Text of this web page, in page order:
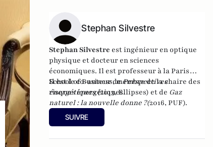
Stephan Silvestre
Stephan Silvestre est ingénieur en optique
physique et docteur en sciences
économiques. Il est professeur à la Paris
School of Business, membre de la chaire des
risques énergétiques.
Il est le co-auteur dePerspectives
énergétiques (2013, Ellipses) et de Gaz
naturel : la nouvelle donne ?(2016, PUF).
SUIVRE